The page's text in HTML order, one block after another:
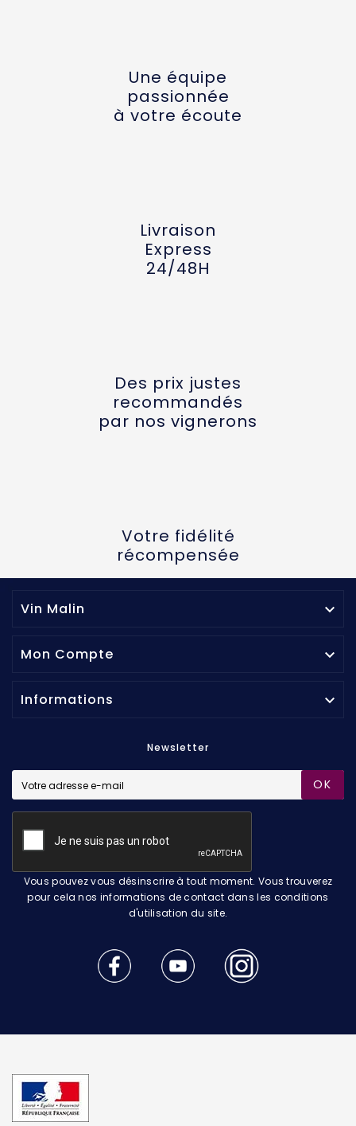
Une équipe
passionnée
à votre écoute
Livraison
Express
24/48H
Des prix justes
recommandés
par nos vignerons
Votre fidélité
récompensée
Vin Malin 
Mon Compte 
Informations 
Newsletter
OK
Vous pouvez vous désinscrire à tout moment. Vous trouverez
pour cela nos informations de contact dans les conditions
d'utilisation du site.